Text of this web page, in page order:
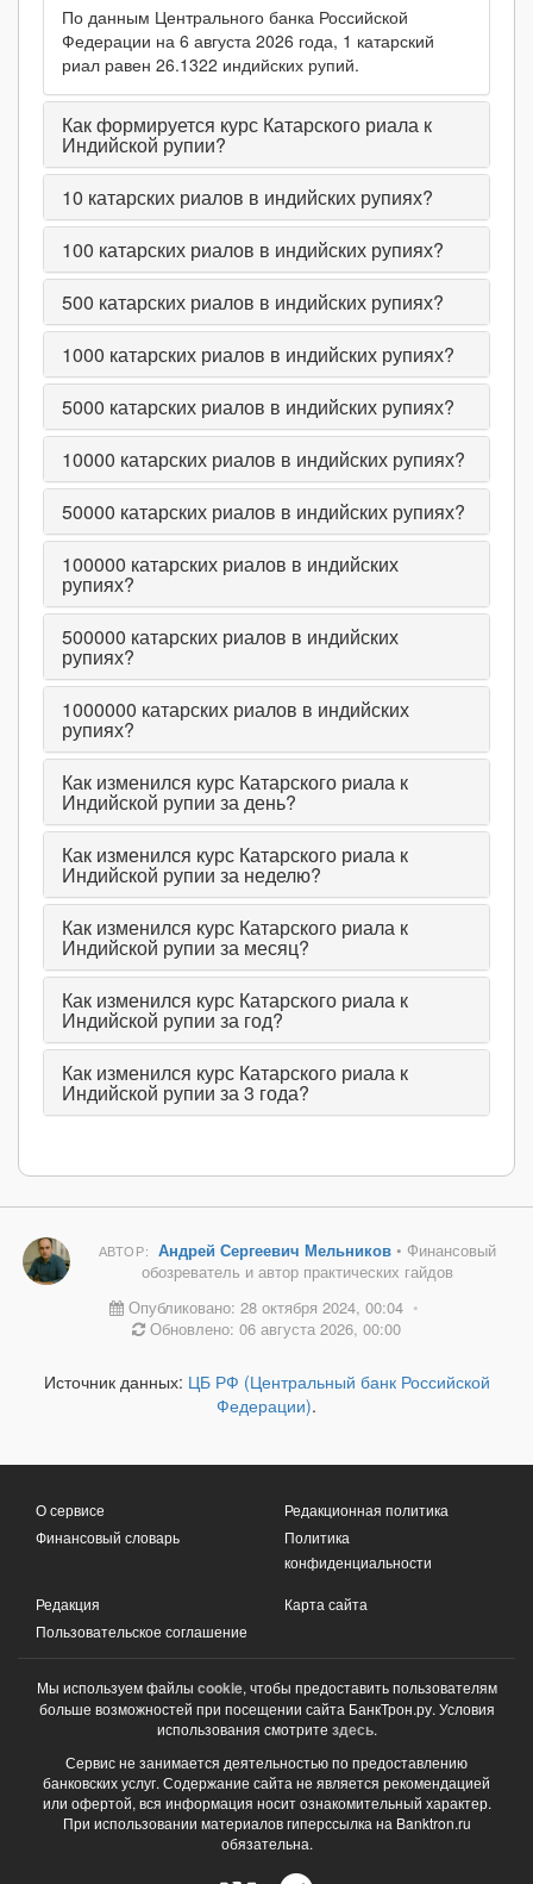
По данным Центрального банка Российской
Федерации на 6 августа 2026 года, 1 катарский
риал равен 26.1322 индийских рупий.
Как формируется курс Катарского риала к
Индийской рупии?
10 катарских риалов в индийских рупиях?
100 катарских риалов в индийских рупиях?
500 катарских риалов в индийских рупиях?
1000 катарских риалов в индийских рупиях?
5000 катарских риалов в индийских рупиях?
10000 катарских риалов в индийских рупиях?
50000 катарских риалов в индийских рупиях?
100000 катарских риалов в индийских
рупиях?
500000 катарских риалов в индийских
рупиях?
1000000 катарских риалов в индийских
рупиях?
Как изменился курс Катарского риала к
Индийской рупии за день?
Как изменился курс Катарского риала к
Индийской рупии за неделю?
Как изменился курс Катарского риала к
Индийской рупии за месяц?
Как изменился курс Катарского риала к
Индийской рупии за год?
Как изменился курс Катарского риала к
Индийской рупии за 3 года?
АВТОР: Андрей Сергеевич Мельников• Финансовый
обозреватель и автор практических гайдов
Опубликовано: 28 октября 2024, 00:04 •
Обновлено: 06 августа 2026, 00:00
Источник данных: ЦБ РФ (Центральный банк Российской
Федерации).
О сервисе
Финансовый словарь
Редакционная политика
Политика
конфиденциальности
Редакция
Пользовательское соглашение
Карта сайта
Мы используем файлы cookie, чтобы предоставить пользователям
больше возможностей при посещении сайта БанкТрон.ру. Условия
использования смотрите здесь.
Сервис не занимается деятельностью по предоставлению
банковских услуг. Содержание сайта не является рекомендацией
или офертой, вся информация носит ознакомительный характер.
При использовании материалов гиперссылка на Banktron.ru
обязательна.